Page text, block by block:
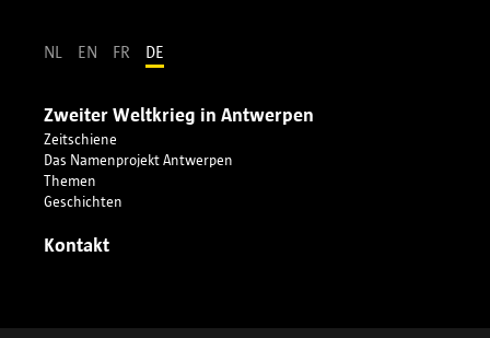
NL EN FR DE
Zweiter Weltkrieg in Antwerpen
Zeitschiene
Das Namenprojekt Antwerpen
Themen
Geschichten
Kontakt